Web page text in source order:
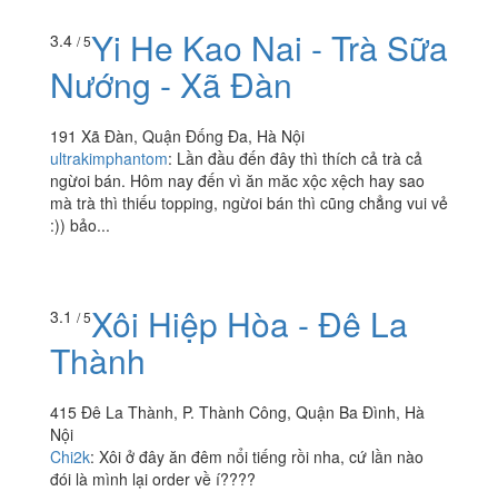
3.4 / 5Yi He Kao Nai - Trà Sữa
Nướng - Xã Đàn
191 Xã Đàn, Quận Đống Đa, Hà Nội
ultrakimphantom: Lần đầu đến đây thì thích cả trà cả
ngừoi bán. Hôm nay đến vì ăn măc xộc xệch hay sao
mà trà thì thiếu topping, ngừoi bán thì cũng chẳng vui vẻ
:)) bảo...
3.1 / 5Xôi Hiệp Hòa - Đê La
Thành
415 Đê La Thành, P. Thành Công, Quận Ba Đình, Hà
Nội
Chi2k: Xôi ở đây ăn đêm nổi tiếng rồi nha, cứ lần nào
đói là mình lại order về í????